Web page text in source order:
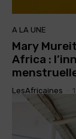
A LA UNE
Mary
Africa :
LesAfricaines